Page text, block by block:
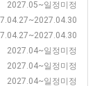
2027.05~일정미정
2027.04~일정미정
Fair (Spring
2027.04~일정미정
2027.04~일정미정